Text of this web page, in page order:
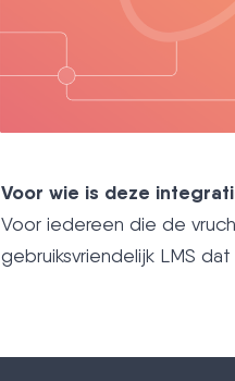
Voor wie is deze
Voor iedereen die de
gebruiksvriendelijk LMS